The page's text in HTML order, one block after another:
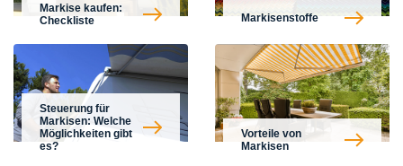
Markise kaufen:
Checkliste
Markisenstoffe
Steuerung für
Markisen: Welche
Möglichkeiten gibt
es?
Vorteile von
Markisen